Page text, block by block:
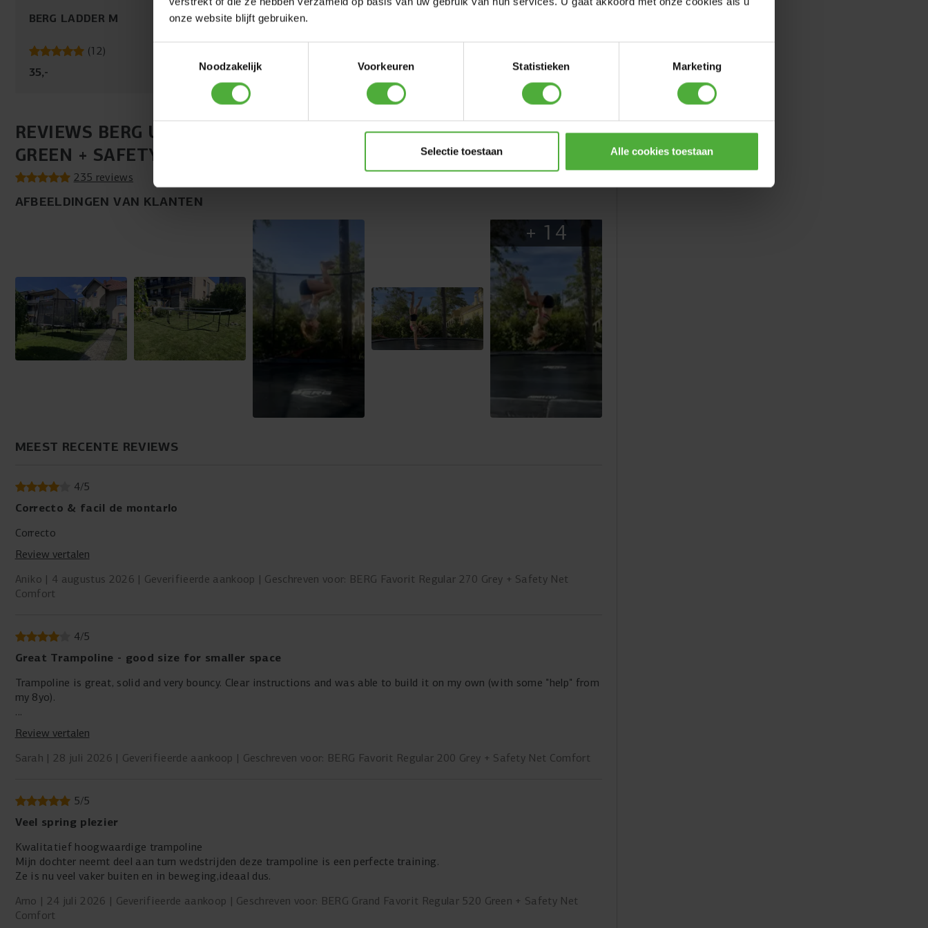
onze website blijft gebruiken.
Noodzakelijk
Voorkeuren Statistieken Marketing
Selectie toestaan Alle cookies toestaan
Veiligheid staat voorop. De extra brede beschermrand van
de Favorit is voorzien van 20 mm dik comfortschuim
boven het frame, zodat je altijd zacht en veilig landt. De
rand is duurzaam en UV-bestendig afgewerkt, waardoor
de veren en het frame jarenlang goed afgedekt blijven. Zo
geniet je met een gerust gevoel van elke sprong.
IJZERSTERK GECOAT FRAME
Fijn springen begint met een goede basis. De Favorit
tijdens het springen moeiteloos opvangt. De coating
helpt het frame te beschermen tegen roest, zodat de
trampoline ook bij intensief gebruik en wisselende
weersomstandigheden in goede staat blijft. Het stevige,
kwalitatief afgewerkte frame zorgt voor stabiliteit en
betrouwbaarheid, dag in dag uit.
BERG LADDER M
(12)
35,-
BERG ULTIM AFDEKHOES
79,- 55,-
REVIEWS BERG ULTIM FAVORIT REGULAR 280
GREEN + SAFETY NET COMFORT
235 reviews
SCHRIJF EEN REVIEW
AFBEELDINGEN VAN KLANTEN
+ 14
MEEST RECENTE REVIEWS
4/5
Correcto & facil de montarlo
Correcto
Review vertalen
Aniko
4 augustus 2026 Geverifieerde aankoop
Geschreven voor: BERG Favorit Regular 270 Grey + Safety Net
Comfort
4/5
Great Trampoline - good size for smaller space
Trampoline is great, solid and very bouncy. Clear instructions and was able to build it on my own (with some "help" from
my 8yo).
One of the fixings was damaged but that has been easily replaced via their customer services and just waiting to
Review vertalen
Sarah
28 juli 2026 Geverifieerde aankoop Geschreven voor: BERG Favorit Regular 200 Grey + Safety Net Comfort
5/5
Veel spring plezier
Kwalitatief hoogwaardige trampoline
Mijn dochter neemt deel aan turn wedstrijden deze trampoline is een perfecte training.
Ze is nu veel vaker buiten en in beweging,ideaal dus.
Arno
24 juli 2026 Geverifieerde aankoop
Geschreven voor: BERG Grand Favorit Regular 520 Green + Safety Net
Comfort